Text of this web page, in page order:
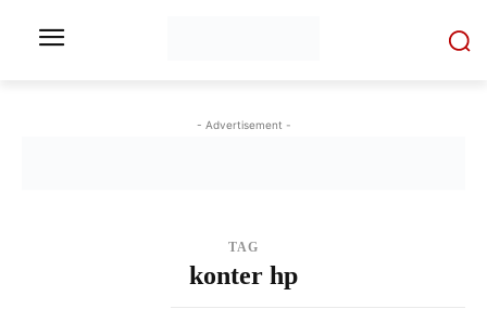
- Advertisement -
TAG
konter hp